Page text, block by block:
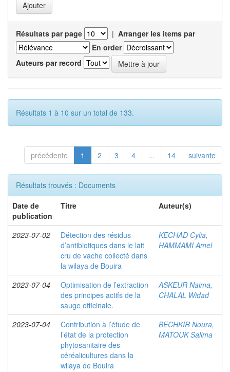
Résultats par page | Arranger les items par
En order
Auteurs par record
Résultats 1 à 10 sur un total de 133.
précédente 1 2 3 4 ... 14 suivante
Résultats trouvés : Documents
Date de
publication
Titre Auteur(s)
2023-07-02
Détection des résidus
d’antibiotiques dans le lait
cru de vache collecté dans
la wilaya de Bouira
KECHAD Cylia,
HAMMAMI Amel
2023-07-04
Optimisation de l’extraction
des principes actifs de la
sauge officinale.
ASKEUR Naima,
CHALAL Widad
2023-07-04
Contribution à l’étude de
l’état de la protection
phytosanitaire des
céréalicultures dans la
wilaya de Bouira
BECHKIR Noura,
MATOUK Salima